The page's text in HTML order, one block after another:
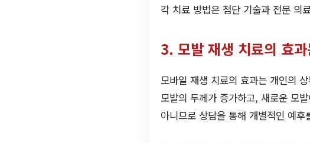
각 치료 방법은 첨단 기술과 전문 의
3. 모발 재생 치료의 효
모바일 재생 치료의 효과는 개인의
모발의 두께가 증가하고, 새로운 모
아니므로 상담을 통해 개별적인 예